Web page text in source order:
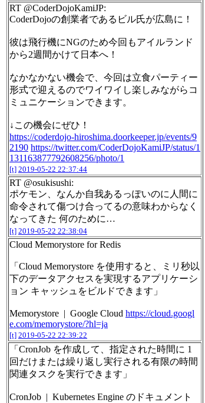
RT @CoderDojoKamiJP:
CoderDojoの創業者であるビル氏が広島に！
彼は飛行機にNGのため今回もアイルランド
から2週間かけて日本へ！
なかなかない機会で、今回は立食パーティー
形式で迎えるのでワイワイし楽しみながらコ
ミュニケーションできます。
↓この機会にぜひ！
https://coderdojo-hiroshima.doorkeeper.jp/events/9
2190 https://twitter.com/CoderDojoKamiJP/status/1
131163877792608256/photo/1
[t] 2019-05-22 22:37:44
RT @osukisushi:
ポケモン、なんか自我あるっぽいのに人間に
命令されて傷つけ合ってるの意味わからなく
なってきた 何のために…
[t] 2019-05-22 22:38:04
Cloud Memorystore for Redis
「Cloud Memorystore を使用すると、ミリ秒以
下のデータアクセスを実現するアプリケーシ
ョン キャッシュをビルドできます」
Memorystore | Google Cloud https://cloud.googl
e.com/memorystore/?hl=ja
[t] 2019-05-22 22:39:22
「CronJob を作成して、指定された時間に 1
回だけまたは繰り返し実行される有限の時間
関連タスクを実行できます」
CronJob | Kubernetes Engine のドキュメント